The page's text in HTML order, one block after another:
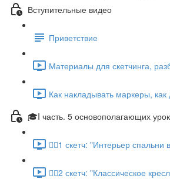
Вступительные видео
Приветствие
Материалы для скетчинга,
Как накладывать маркеры,
🎓I часть. 5 основополагающих
✍🏼1 скетч: "Интерьер
✍🏼2 скетч: "Классическое